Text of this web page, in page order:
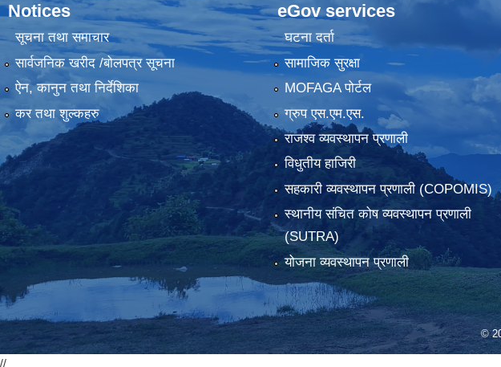
Notices
सूचना तथा समाचार
सार्वजनिक खरीद /बोलपत्र सूचना
ऐन, कानुन तथा निर्देशिका
कर तथा शुल्कहरु
eGov services
घटना दर्ता
सामाजिक सुरक्षा
MOFAGA पोर्टल
ग्रुप एस.एम.एस.
राजश्व व्यवस्थापन प्रणाली
विधुतीय हाजिरी
सहकारी व्यवस्थापन प्रणाली (COPOMIS)
स्थानीय संचित कोष व्यवस्थापन प्रणाली
(SUTRA)
योजना व्यवस्थापन प्रणाली
©
//